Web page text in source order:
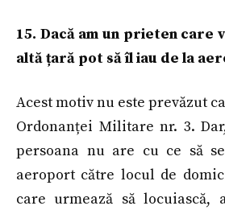
15. Dacă am un prieten care
altă țară pot să îl iau de la
Acest motiv nu este prevăzut
Ordonanței Militare nr. 3.
persoana nu are cu ce să
aeroport către locul de
care urmează să locuiască,